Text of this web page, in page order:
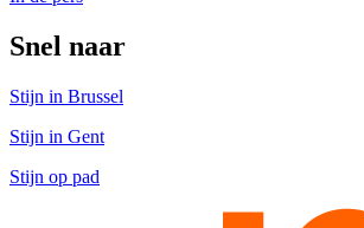
Snel naar
Stijn in Brussel
Stijn in Gent
Stijn op pad